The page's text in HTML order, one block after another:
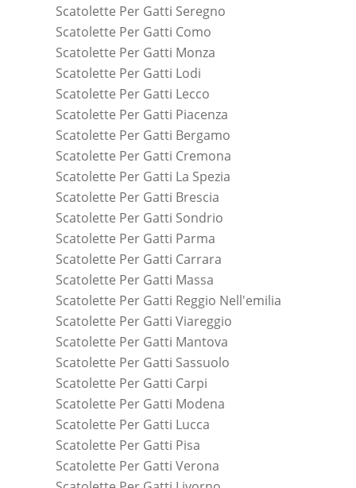
Scatolette Per Gatti Seregno
Scatolette Per Gatti Como
Scatolette Per Gatti Monza
Scatolette Per Gatti Lodi
Scatolette Per Gatti Lecco
Scatolette Per Gatti Piacenza
Scatolette Per Gatti Bergamo
Scatolette Per Gatti Cremona
Scatolette Per Gatti La Spezia
Scatolette Per Gatti Brescia
Scatolette Per Gatti Sondrio
Scatolette Per Gatti Parma
Scatolette Per Gatti Carrara
Scatolette Per Gatti Massa
Scatolette Per Gatti Reggio Nell'emilia
Scatolette Per Gatti Viareggio
Scatolette Per Gatti Mantova
Scatolette Per Gatti Sassuolo
Scatolette Per Gatti Carpi
Scatolette Per Gatti Modena
Scatolette Per Gatti Lucca
Scatolette Per Gatti Pisa
Scatolette Per Gatti Verona